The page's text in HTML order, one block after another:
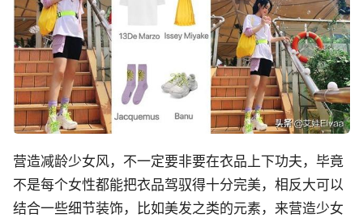
营造减龄少女风，不一定要非要在衣品上下功夫，毕竟
不是每个女性都能把衣品驾驭得十分完美，相反大可以
结合一些细节装饰，比如美发之类的元素，来营造少女